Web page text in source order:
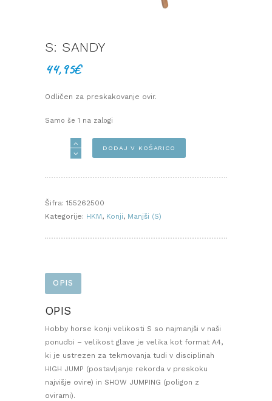
S: SANDY
44,95€
Odličen za preskakovanje ovir.
Samo še 1 na zalogi
DODAJ V KOŠARICO
Šifra: 155262500
Kategorije: HKM, Konji, Manjši (S)
OPIS
OPIS
Hobby horse konji velikosti S so najmanjši v naši
ponudbi – velikost glave je velika kot format A4,
ki je ustrezen za tekmovanja tudi v disciplinah
HIGH JUMP (postavljanje rekorda v preskoku
najvišje ovire) in SHOW JUMPING (poligon z
ovirami).